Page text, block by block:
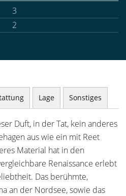
3
2
Lage Sonstiges
Duft, in der Tat, kein anderes
aus wie ein mit Reet
Material hat in den
Renaissance erlebt
Das berühmte,
an der Nordsee, sowie das